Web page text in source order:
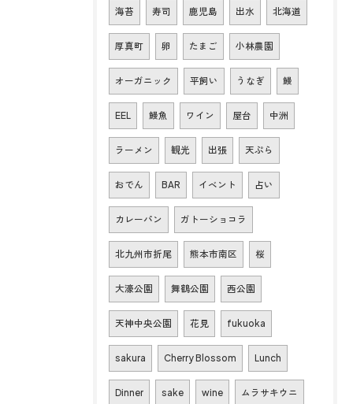
海苔 寿司 鹿児島 出水 北海道
厚真町 卵 たまご 小林農園
オーガニック 平飼い うなぎ 鰻
EEL 鰻魚 ワイン 屋台 中洲
ラーメン 観光 出張 天ぷら
おでん BAR イベント 占い
カレーパン ガトーショコラ
北九州市折尾 熊本市南区 桜
大濠公園 舞鶴公園 西公園
天神中央公園 花見 fukuoka
sakura Cherry Blossom Lunch
Dinner sake wine ムラサキウニ